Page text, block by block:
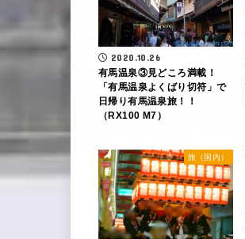
2020.10.26
有馬温泉③見どころ満載！
「有馬温泉よくばり切符」で
日帰り有馬温泉旅！！
（RX100 M7）
旅（国内）